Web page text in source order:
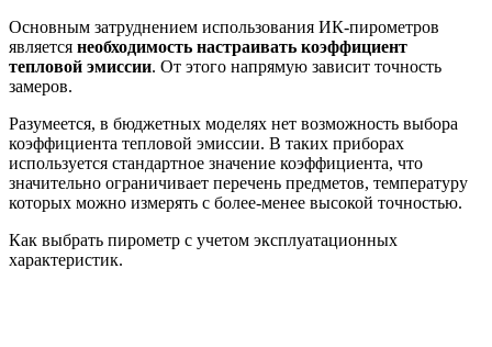
Основным затруднением использования ИК-пирометров
является необходимость настраивать коэффициент
тепловой эмиссии. От этого напрямую зависит точность
замеров.
Разумеется, в бюджетных моделях нет возможность выбора
коэффициента тепловой эмиссии. В таких приборах
используется стандартное значение коэффициента, что
значительно ограничивает перечень предметов, температуру
которых можно измерять с более-менее высокой точностью.
Как выбрать пирометр с учетом эксплуатационных
характеристик.